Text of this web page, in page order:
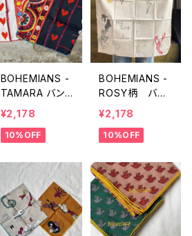
BOHEMIANS -
TAMARA バン
ダナ
¥2,178
10%OFF
BOHEMIANS -
ROSY柄 バン
ダナ
¥2,178
10%OFF